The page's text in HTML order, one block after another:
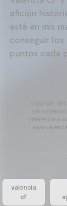
afición
esté en mis
conseguir los
puntos cada
Copyright
del
referencia a
valencia
cf